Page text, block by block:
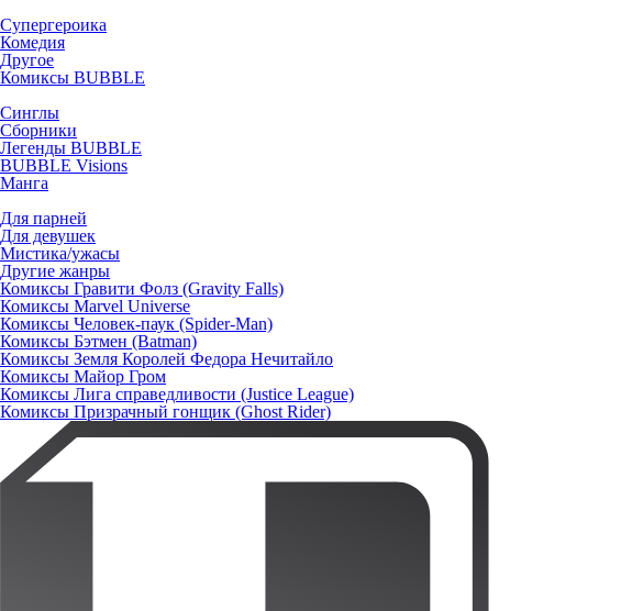
Супергероика
Комедия
Другое
Комиксы BUBBLE
Синглы
Сборники
Легенды BUBBLE
BUBBLE Visions
Манга
Для парней
Для девушек
Мистика/ужасы
Другие жанры
Комиксы Гравити Фолз (Gravity Falls)
Комиксы Marvel Universe
Комиксы Человек-паук (Spider-Man)
Комиксы Бэтмен (Batman)
Комиксы Земля Королей Федора Нечитайло
Комиксы Майор Гром
Комиксы Лига справедливости (Justice League)
Комиксы Призрачный гонщик (Ghost Rider)